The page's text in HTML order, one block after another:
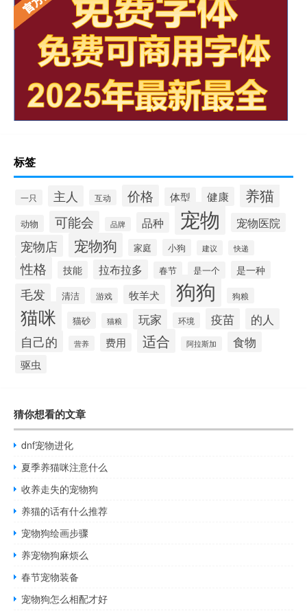
标签
一只 主人 互动 价格 体型 健康 养猫
动物 可能会 品牌 品种 宠物 宠物医院
宠物店 宠物狗 家庭 小狗 建议 快递
性格 技能 拉布拉多 春节 是一个 是一种
毛发 清洁 游戏 牧羊犬 狗狗 狗粮
猫咪 猫砂 猫粮 玩家 环境 疫苗 的人
自己的 营养 费用 适合 阿拉斯加 食物
驱虫
猜你想看的文章
dnf宠物进化
夏季养猫咪注意什么
收养走失的宠物狗
养猫的话有什么推荐
宠物狗绘画步骤
养宠物狗麻烦么
春节宠物装备
宠物狗怎么相配才好